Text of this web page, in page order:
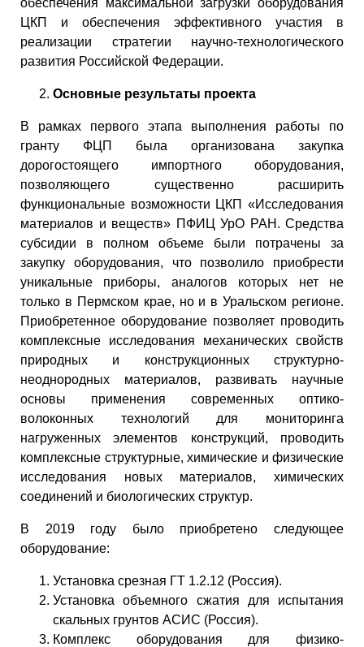
ЦКП и обеспечения эффективного участия в
реализации стратегии научно-технологического
развития Российской Федерации.
Основные результаты проекта
В рамках первого этапа выполнения работы по
гранту ФЦП была организована закупка
дорогостоящего импортного оборудования,
позволяющего существенно расширить
функциональные возможности ЦКП «Исследования
материалов и веществ» ПФИЦ УрО РАН. Средства
субсидии в полном объеме были потрачены за
закупку оборудования, что позволило приобрести
уникальные приборы, аналогов которых нет не
только в Пермском крае, но и в Уральском регионе.
Приобретенное оборудование позволяет проводить
комплексные исследования механических свойств
природных и конструкционных структурно-
неоднородных материалов, развивать научные
основы применения современных оптико-
волоконных технологий для мониторинга
нагруженных элементов конструкций, проводить
комплексные структурные, химические и физические
исследования новых материалов, химических
соединений и биологических структур.
В 2019 году было приобретено следующее
оборудование:
Установка срезная ГТ 1.2.12 (Россия).
Установка объемного сжатия для испытания
скальных грунтов АСИС (Россия).
Комплекс оборудования для физико-